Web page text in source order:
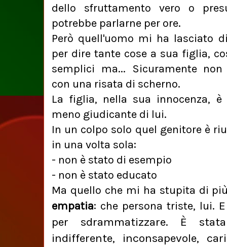
dello sfruttamento vero o
potrebbe parlarne per ore.
Però quell'uomo mi ha lasciato
per dire tante cose a sua figlia,
semplici ma... Sicuramente
con una risata di scherno.
La figlia, nella sua innocenza,
meno giudicante di lui.
In un colpo solo quel genitore è
in una volta sola:
- non è stato di esempio
- non è stato educato
Ma quello che mi ha stupita di
empatia: che persona triste, lui.
per sdrammatizzare. È
indifferente, inconsapevole,